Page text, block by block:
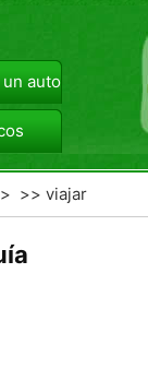
automóvil
> >>viajar